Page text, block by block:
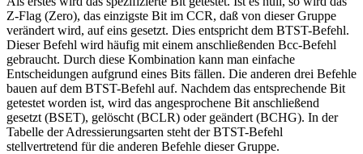
Z-Flag (Zero), das einzigste Bit im CCR, daß von dieser Gruppe
verändert wird, auf eins gesetzt. Dies entspricht dem BTST-Befehl.
Dieser Befehl wird häufig mit einem anschließenden Bcc-Befehl
gebraucht. Durch diese Kombination kann man einfache
Entscheidungen aufgrund eines Bits fällen. Die anderen drei Befehle
bauen auf dem BTST-Befehl auf. Nachdem das entsprechende Bit
getestet worden ist, wird das angesprochene Bit anschließend
gesetzt (BSET), gelöscht (BCLR) oder geändert (BCHG). In der
Tabelle der Adressierungsarten steht der BTST-Befehl
stellvertretend für die anderen Befehle dieser Gruppe.